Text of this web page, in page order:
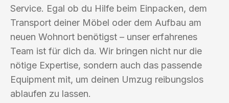
Service. Egal ob du Hilfe beim Einpacken, dem
Transport deiner Möbel oder dem Aufbau am
neuen Wohnort benötigst – unser erfahrenes
Team ist für dich da. Wir bringen nicht nur die
nötige Expertise, sondern auch das passende
Equipment mit, um deinen Umzug reibungslos
ablaufen zu lassen.